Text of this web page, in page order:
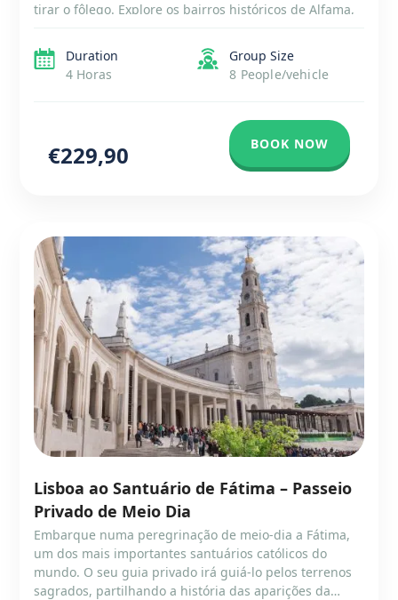
tirar o fôlego. Explore os bairros históricos de Alfama,
do Mosteiro dos Jerónimos e da […]
Duration
4 Horas
Group Size
8 People/vehicle
€229,90 BOOK NOW
Lisboa ao Santuário de Fátima – Passeio
Privado de Meio Dia
Embarque numa peregrinação de meio-dia a Fátima,
um dos mais importantes santuários católicos do
mundo. O seu guia privado irá guiá-lo pelos terrenos
sagrados, partilhando a história das aparições da